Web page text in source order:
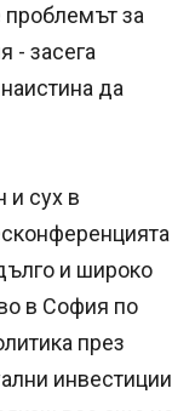
проблемът за
- засега
да
и сух в
и широко
в София по
през
инвестиции